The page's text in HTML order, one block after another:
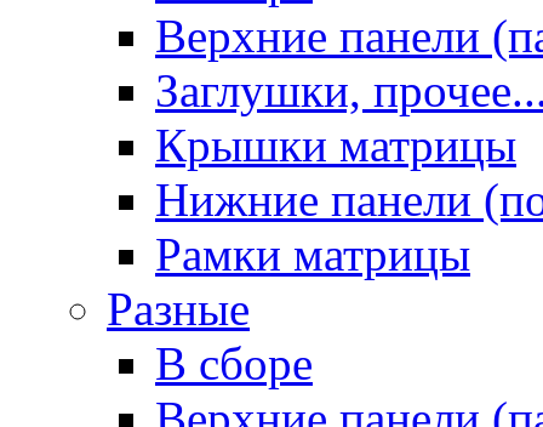
Верхние панели
Заглушки,
Крышки матрицы
Нижние панели
Рамки матрицы
Разные
В сборе